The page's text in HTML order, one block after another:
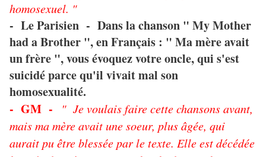
homosexuel. "
- Le Parisien - Dans la chanson " My Mother
had a Brother ", en Français : " Ma mère avait
un frère ", vous évoquez votre oncle, qui s'est
suicidé parce qu'il vivait mal son
homosexualité.
- GM -
" Je voulais faire cette chansons avant,
mais ma mère avait une soeur, plus âgée, qui
aurait pu être blessée par le texte. Elle est décédée